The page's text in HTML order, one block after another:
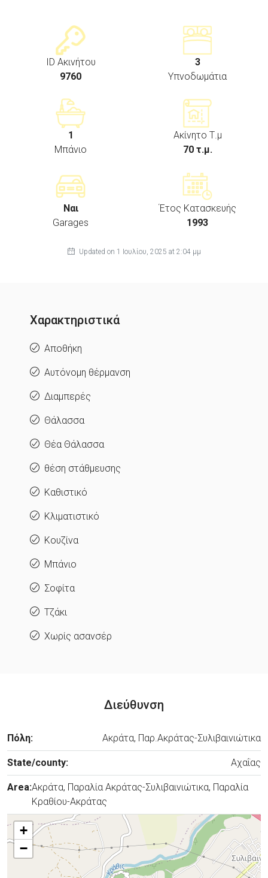
ID Ακινήτου
9760
3
Υπνοδωμάτια
1
Μπάνιο
Ακίνητο Τ.μ
70 τ.μ.
Ναι
Garages
Έτος Κατασκευής
1993
Updated on 1 Ιουλίου, 2025 at 2:04 μμ
Χαρακτηριστικά
Αποθήκη
Αυτόνομη θέρμανση
Διαμπερές
Θάλασσα
Θέα Θάλασσα
θέση στάθμευσης
Καθιστικό
Κλιματιστικό
Κουζίνα
Μπάνιο
Σοφίτα
Τζάκι
Χωρίς ασανσέρ
Διεύθυνση
Πόλη: Ακράτα, Παρ.Ακράτας-Συλιβαινιώτικα
State/county: Αχαΐας
Area:Ακράτα, Παραλία Ακράτας-Συλιβαινιώτικα, Παραλία
Κραθίου-Ακράτας
+
−